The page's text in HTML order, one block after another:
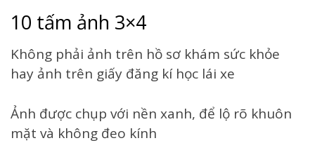
10 tấm ảnh 3×4
Không phải ảnh trên hồ sơ khám sức khỏe
hay ảnh trên giấy đăng kí học lái xe
Ảnh được chụp với nền xanh, để lộ rõ khuôn
mặt và không đeo kính